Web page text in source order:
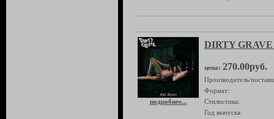
подробнее...
DIRTY
цена: 270.00руб.
Производитель/
Формат:
Стилистика:
Год выпуска: